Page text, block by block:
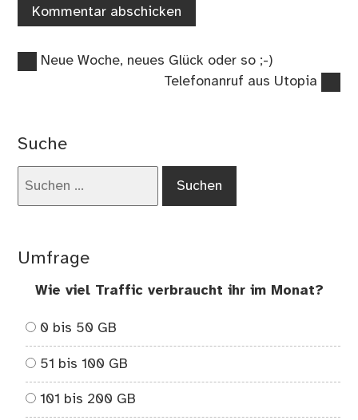
Beitragsnavigation
Vorheriger
Neue Woche, neues Glück oder so ;-)
Nächster
Telefonanruf aus Utopia
Suche
Umfrage
Wie viel Traffic verbraucht ihr im Monat?
0 bis 50 GB
51 bis 100 GB
101 bis 200 GB